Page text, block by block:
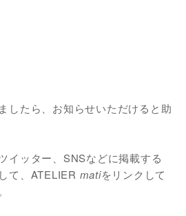
したら、お知らせいただけると助
イッター、SNSなどに掲載する
て、ATELIER matiをリンクして